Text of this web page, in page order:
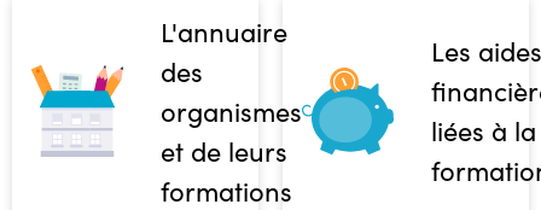
L'annuaire
des
organismes
et de leurs
formations
Les aides
liées à la